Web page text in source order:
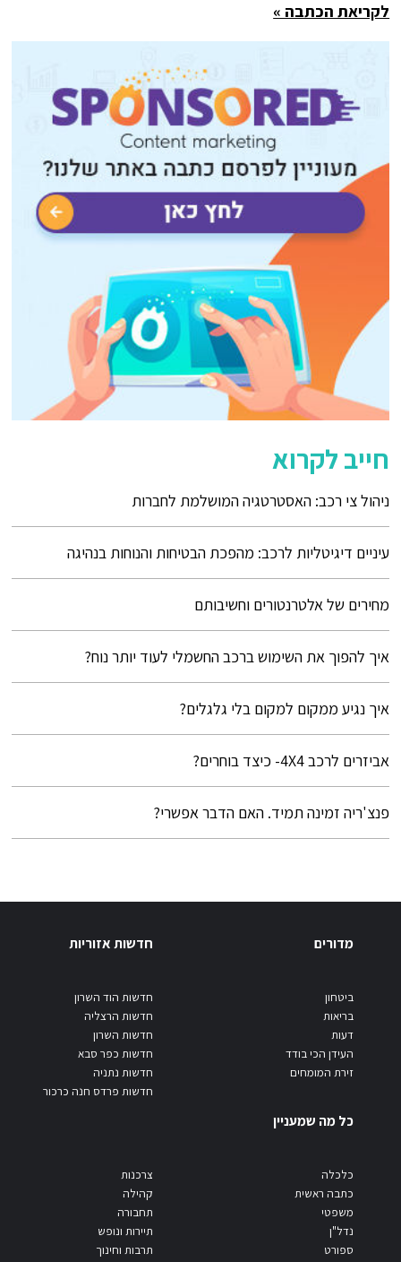
לקריאת הכתבה »
חייב לקרוא
ניהול צי רכב: האסטרטגיה המושלמת לחברות
עיניים דיגיטליות לרכב: מהפכת הבטיחות והנוחות בנהיגה
מחירים של אלטרנטורים וחשיבותם
איך להפוך את השימוש ברכב החשמלי לעוד יותר נוח?
איך נגיע ממקום למקום בלי גלגלים?
אביזרים לרכב 4X4- כיצד בוחרים?
פנצ'ריה זמינה תמיד. האם הדבר אפשרי?
מדורים
ביטחון
בריאות
דעות
העידן הכי בודד
זירת המומחים
חדשות אזוריות
חדשות הוד השרון
חדשות הרצליה
חדשות השרון
חדשות כפר סבא
חדשות נתניה
חדשות פרדס חנה כרכור
כל מה שמעניין
כלכלה
כתבה ראשית
משפטי
נדל"ן
ספורט
צרכנות
קהילה
תחבורה
תיירות ונופש
תרבות וחינוך